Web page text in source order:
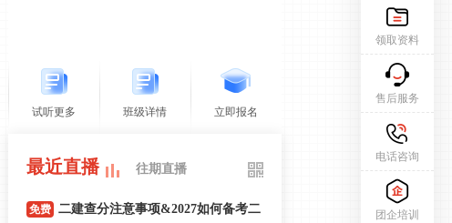
试听更多 班级详情 立即报名
最近直播 往期直播
免费 二建查分注意事项&2027如何备考二
领取资料
售后服务
电话咨询
团企培训